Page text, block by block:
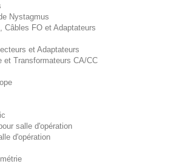
Nystagmus
Câbles FO et Adaptateurs
et Adaptateurs
et Transformateurs CA/CC
salle d'opération
d'opération